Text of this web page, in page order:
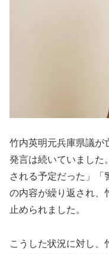
竹内英明元兵庫県議が
発言は続いていました
される予定だった」「
の内容が繰り返され、
止められました。
こうした状況に対し、